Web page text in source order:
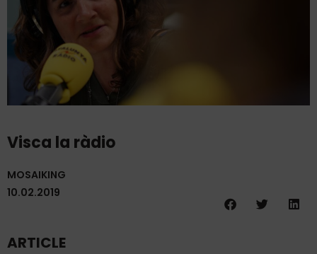
Visca la ràdio
MOSAIKING
10.02.2019
ARTICLE